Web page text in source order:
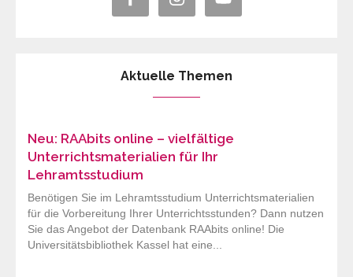
Aktuelle Themen
Neu: RAAbits online – vielfältige
Unterrichtsmaterialien für Ihr
Lehramtsstudium
Benötigen Sie im Lehramtsstudium Unterrichtsmaterialien
für die Vorbereitung Ihrer Unterrichtsstunden? Dann nutzen
Sie das Angebot der Datenbank RAAbits online! Die
Universitätsbibliothek Kassel hat eine...